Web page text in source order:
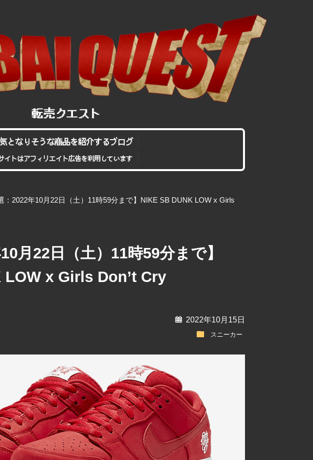
となりそうな商品を紹介するブログ
イトはアフィリエイト広告を利用しています
：2022年10月22日（土）11時59分まで】NIKE SB DUNK LOW x Girls
月22日（土）11時59分まで】
LOW x Girls Don’t Cry
calendar 2022年10月15日
folder スニーカー